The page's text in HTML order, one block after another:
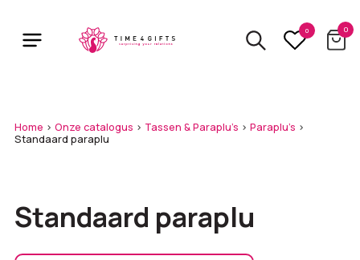
main
0 0
Home > Onze catalogus > Tassen & Paraplu's > Paraplu's >
Standaard paraplu
Standaard paraplu